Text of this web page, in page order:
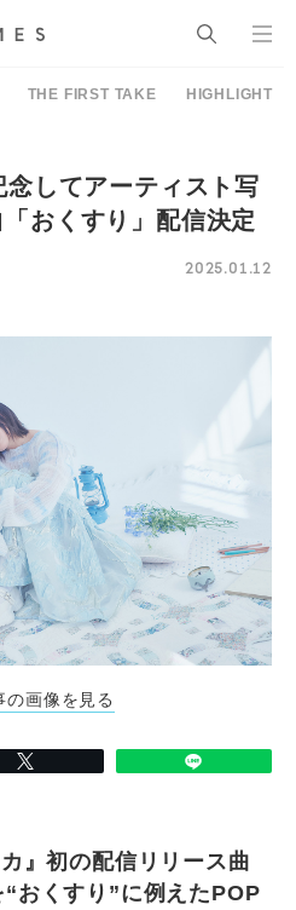
THE FIRST TAKE HIGHLIGHT
念してアーティスト写
おくすり」配信決定
2025.01.12
の画像を見る
』初の配信リリース曲
“おくすり”に例えたPOP